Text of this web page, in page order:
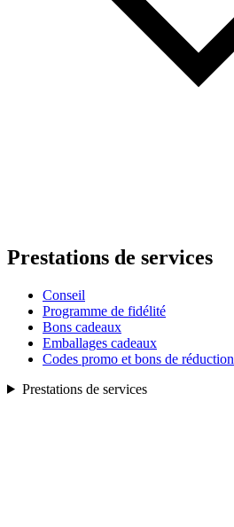
Prestations de services
Conseil
Programme de fidélité
Bons cadeaux
Emballages cadeaux
Codes promo et bons de réduction
Prestations de services